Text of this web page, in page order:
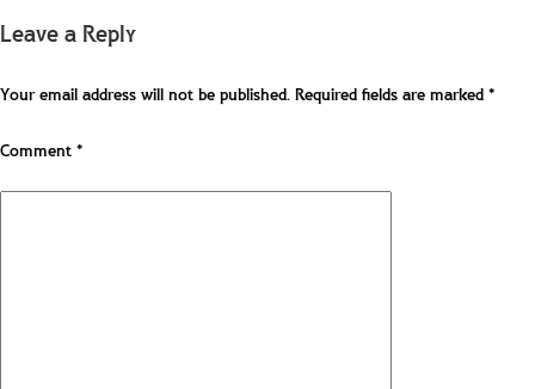
Leave a Reply
Your email address will not be published.Required fields are marked*
Comment*